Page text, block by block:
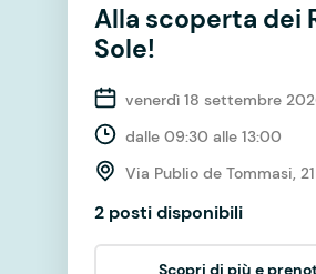
Alla scoperta dei
Sole!
venerdì 18 settembre
dalle 09:30 alle 13:00
Via Publio de Tommasi, 21
2 posti disponibili
Scopri di più e